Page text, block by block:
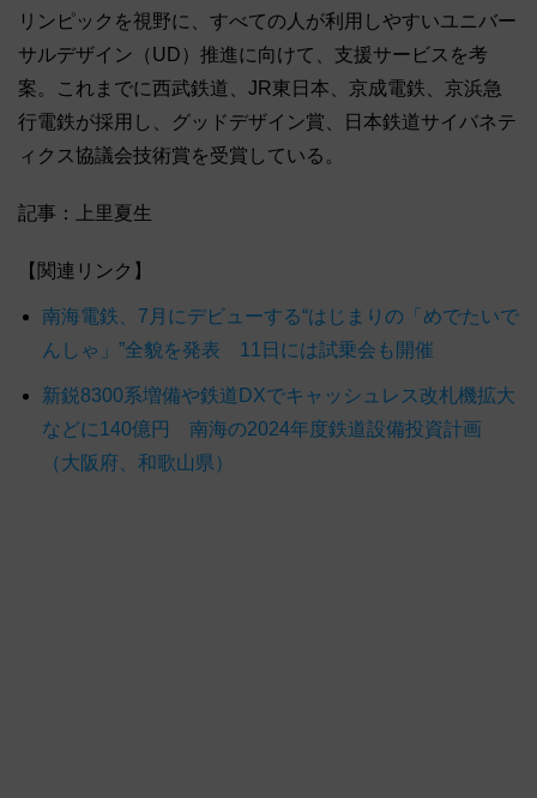
リンピックを視野に、すべての人が利用しやすいユニバー
サルデザイン（UD）推進に向けて、支援サービスを考
案。これまでに西武鉄道、JR東日本、京成電鉄、京浜急
行電鉄が採用し、グッドデザイン賞、日本鉄道サイバネテ
ィクス協議会技術賞を受賞している。
記事：上里夏生
【関連リンク】
南海電鉄、7月にデビューする“はじまりの「めでたいで
んしゃ」”全貌を発表 11日には試乗会も開催
新鋭8300系増備や鉄道DXでキャッシュレス改札機拡大
などに140億円 南海の2024年度鉄道設備投資計画
（大阪府、和歌山県）